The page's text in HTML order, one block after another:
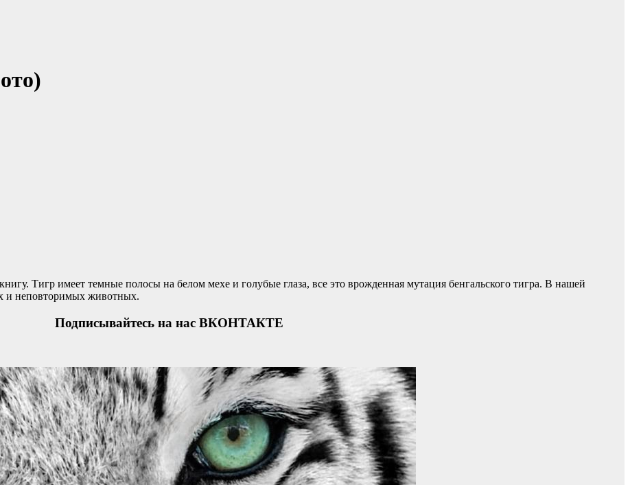
Тигр имеет темные полосы на белом мехе и голубые глаза, все это врожденная мутация бенгальского тигра. В нашей
и неповторимых животных.
Подписывайтесь на нас ВКОНТАКТЕ